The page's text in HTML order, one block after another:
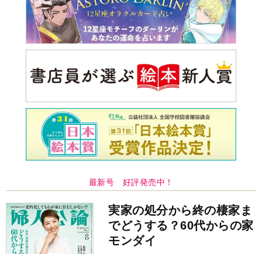
最新号 好評発売中！
実家の処分から終の棲家ま
でどうする？60代からの家
モンダイ